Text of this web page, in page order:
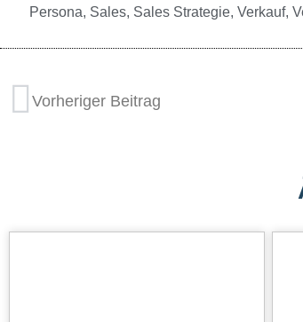
Persona, Sales, Sales Strategie, Verkauf,
Vorheriger Beitrag